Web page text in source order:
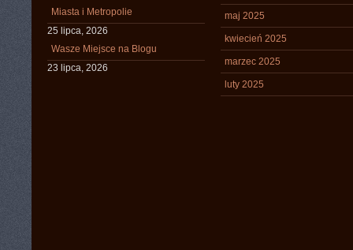
Miasta i Metropolie
25 lipca, 2026
Wasze Miejsce na Blogu
23 lipca, 2026
maj 2025
kwiecień 2025
marzec 2025
luty 2025